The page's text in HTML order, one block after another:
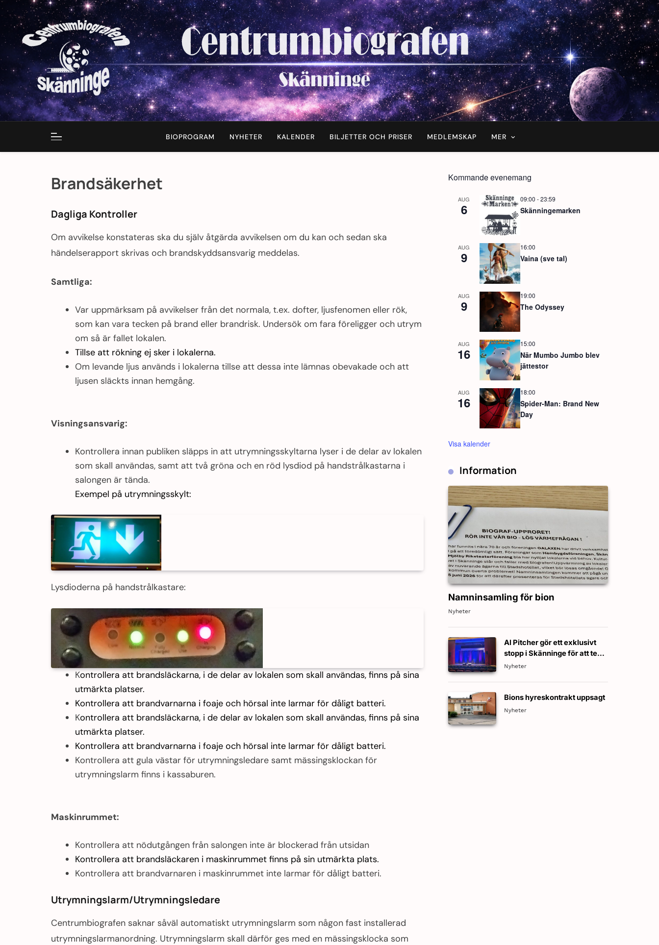
Skip
to
content
BIOPROGRAM NYHETER KALENDER BILJETTER OCH PRISER MEDLEMSKAP MER
Brandsäkerhet
Dagliga Kontroller
Om avvikelse konstateras ska du själv åtgärda avvikelsen om du kan och sedan ska
händelserapport skrivas och brandskyddsansvarig meddelas.
Samtliga:
Var uppmärksam på avvikelser från det normala, t.ex. dofter, ljusfenomen eller rök,
som kan vara tecken på brand eller brandrisk. Undersök om fara föreligger och utrym
om så är fallet lokalen.
Tillse att rökning ej sker i lokalerna.
Om levande ljus används i lokalerna tillse att dessa inte lämnas obevakade och att
ljusen släckts innan hemgång.
Visningsansvarig:
Kontrollera innan publiken släpps in att utrymningsskyltarna lyser i de delar av lokalen
som skall användas, samt att två gröna och en röd lysdiod på handstrålkastarna i
salongen är tända.
Exempel på utrymningsskylt:
Lysdioderna på handstrålkastare:
Kontrollera att brandsläckarna, i de delar av lokalen som skall användas, finns på sina
utmärkta platser.
Kontrollera att brandvarnarna i foaje och hörsal inte larmar för dåligt batteri.
Kontrollera att brandsläckarna, i de delar av lokalen som skall användas, finns på sina
utmärkta platser.
Kontrollera att brandvarnarna i foaje och hörsal inte larmar för dåligt batteri.
Kontrollera att gula västar för utrymningsledare samt mässingsklockan för
utrymningslarm finns i kassaburen.
Maskinrummet:
Kontrollera att nödutgången från salongen inte är blockerad från utsidan
Kontrollera att brandsläckaren i maskinrummet finns på sin utmärkta plats.
Kontrollera att brandvarnaren i maskinrummet inte larmar för dåligt batteri.
Utrymningslarm/Utrymningsledare
Centrumbiografen saknar såväl automatiskt utrymningslarm som någon fast installerad
utrymningslarmanordning. Utrymningslarm skall därför ges med en mässingsklocka som
Kommande evenemang
AUG
6
09:00 -23:59
Skänningemarken
AUG
9
16:00
Vaina (sve tal)
AUG
9
19:00
The Odyssey
AUG
16
15:00
När Mumbo Jumbo blev
jättestor
AUG
16
18:00
Spider-Man: Brand New
Day
Visa kalender
Information
Namninsamling för bion
Nyheter
Al Pitcher gör ett exklusivt
stopp i Skänninge för att testa
nytt material inför nästa
Nyheter
Bions hyreskontrakt uppsagt
Nyheter